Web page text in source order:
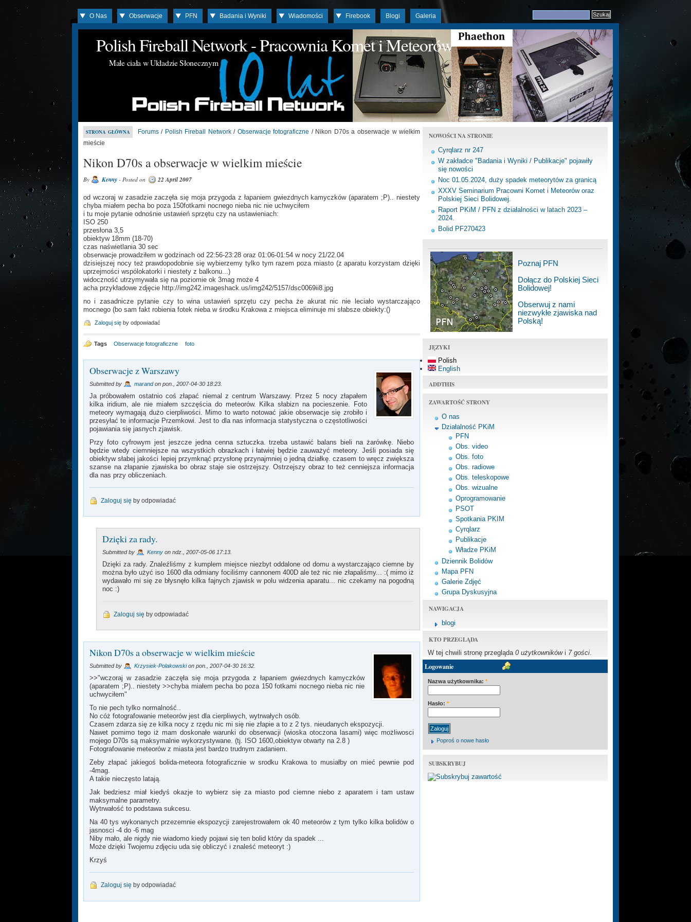
O Nas Obserwacje PFN Badania i Wyniki Wiadomości Firebook Blogi Galeria
Polish Fireball Network - Pracownia Komet i Meteorów
Małe ciała w Układzie Słonecznym
STRONA GŁÓWNA Forums/ Polish Fireball Network/ Obserwacje fotograficzne / Nikon D70s a obserwacje w wielkim
mieście
Nikon D70s a obserwacje w wielkim mieście
By Kenny - Posted on 22 April 2007
od wczoraj w zasadzie zaczęła się moja przygoda z łapaniem gwiezdnych kamyczków (aparatem ;P).. niestety
chyba miałem pecha bo poza 150fotkami nocnego nieba nic nie uchwyciłem
i tu moje pytanie odnośnie ustawień sprzętu czy na ustawieniach:
ISO 250
przesłona 3,5
obiektyw 18mm (18-70)
czas naświetlania 30 sec
obserwacje prowadziłem w godzinach od 22:56-23:28 oraz 01:06-01:54 w nocy 21/22.04
dzisiejszej nocy też prawdopodobnie się wybierzemy tylko tym razem poza miasto (z aparatu korzystam dzięki
uprzejmości wspólokatorki i niestety z balkonu...)
widoczność utrzymywała się na poziomie ok 3mag może 4
acha przykładowe zdjęcie http://img242.imageshack.us/img242/5157/dsc0069ii8.jpg
no i zasadnicze pytanie czy to wina ustawień sprzętu czy pecha że akurat nic nie leciało wystarczająco
mocnego (bo sam fakt robienia fotek nieba w środku Krakowa z miejsca eliminuje mi słabsze obiekty:()
Zaloguj się by odpowiadać
Tags Obserwacje fotograficzne foto
Obserwacje z Warszawy
Submitted by marandon pon., 2007-04-30 18:23.
Ja próbowałem ostatnio coś złapać niemal z centrum Warszawy. Przez 5 nocy złapałem
kilka iridium, ale nie miałem szczęścia do meteorów. Kilka słabizn na pocieszenie. Foto
meteory wymagają dużo cierpliwości. Mimo to warto notować jakie obserwacje się zrobiło i
przesyłać te informacje Przemkowi. Jest to dla nas informacja statystyczna o częstotliwości
pojawiania się jasnych zjawisk.
Przy foto cyfrowym jest jeszcze jedna cenna sztuczka. trzeba ustawić balans bieli na żarówkę. Niebo
będzie wtedy ciemniejsze na wszystkich obrazkach i łatwiej będzie zauważyć meteory. Jeśli posiada się
obiektyw słabej jakości lepiej przymknąć przysłonę przynajmniej o jedną działkę. czasem to wręcz zwiększa
szanse na złapanie zjawiska bo obraz staje sie ostrzejszy. Ostrzejszy obraz to też cenniejsza informacja
dla nas przy obliczeniach.
Zaloguj się by odpowiadać
Dzięki za rady.
Submitted by Kenny on ndz., 2007-05-06 17:13.
Dzięki za rady. Znaleźliśmy z kumplem miejsce niezbyt oddalone od domu a wystarczająco ciemne by
można było użyć iso 1600 dla odmiany fociliśmy cannonem 400D ale też nic nie złapaliśmy... :( mimo iż
wydawało mi się ze błysnęło kilka fajnych zjawisk w polu widzenia aparatu... nic czekamy na pogodną
noc :)
Zaloguj się by odpowiadać
Nikon D70s a obserwacje w wielkim mieście
Submitted by Krzysiek-Polakowskion pon., 2007-04-30 16:32.
>>"wczoraj w zasadzie zaczęła się moja przygoda z łapaniem gwiezdnych kamyczków
(aparatem ;P).. niestety >>chyba miałem pecha bo poza 150 fotkami nocnego nieba nic nie
uchwyciłem"
To nie pech tylko normalność..
No cóż fotografowanie meteorów jest dla cierpliwych, wytrwałych osób.
Czasem zdarza się ze kilka nocy z rzędu nic mi się nie złapie a to z 2 tys. nieudanych ekspozycji.
Nawet pomimo tego iż mam doskonałe warunki do obserwacji (wioska otoczona lasami) więc możliwosci
mojego D70s są maksymalnie wykorzystywane. (tj. ISO 1600,obiektyw otwarty na 2.8 )
Fotografowanie meteorów z miasta jest bardzo trudnym zadaniem.
Zeby złapać jakiegoś bolida-meteora fotograficznie w srodku Krakowa to musiałby on mieć pewnie pod
-4mag.
A takie nieczęsto latają.
Jak bedziesz miał kiedyś okazje to wybierz się za miasto pod ciemne niebo z aparatem i tam ustaw
maksymalne parametry.
Wytrwałość to podstawa sukcesu.
Na 40 tys wykonanych przezemnie ekspozycji zarejestrowałem ok 40 meteorów z tym tylko kilka bolidów o
jasnosci -4 do -6 mag
Niby mało, ale nigdy nie wiadomo kiedy pojawi się ten bolid który da spadek ...
Może dzięki Twojemu zdjęciu uda się obliczyć i znaleść meteoryt :)
Krzyś
Zaloguj się by odpowiadać
NOWOŚCI NA STRONIE
Cyrqlarz nr 247
W zakładce "Badania i Wyniki / Publikacje" pojawiły
się nowości
Noc 01.05.2024, duży spadek meteorytów za granicą
XXXV Seminarium Pracowni Komet i Meteorów oraz
Polskiej Sieci Bolidowej.
Raport PKiM / PFN z działalności w latach 2023 –
2024.
Bolid PF270423
Poznaj PFN
Dołącz do Polskiej Sieci
Bolidowej!
Obserwuj z nami
niezwykłe zjawiska nad
Polską!
JĘZYKI
Polish
English
ADDTHIS
ZAWARTOŚĆ STRONY
O nas
Działalność PKiM
PFN
Obs. video
Obs. foto
Obs. radiowe
Obs. teleskopowe
Obs. wizualne
Oprogramowanie
PSOT
Spotkania PKIM
Cyrqlarz
Publikacje
Władze PKiM
Dziennik Bolidów
Mapa PFN
Galerie Zdjęć
Grupa Dyskusyjna
NAWIGACJA
blogi
KTO PRZEGLĄDA
W tej chwili stronę przegląda 0 użytkownikówi 7 gości
Logowanie
Nazwa użytkownika: *
Hasło: *
Poproś o nowe hasło
SUBSKRYBUJ